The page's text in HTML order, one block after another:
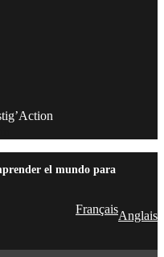
el mundo para
FrançaisAnglais